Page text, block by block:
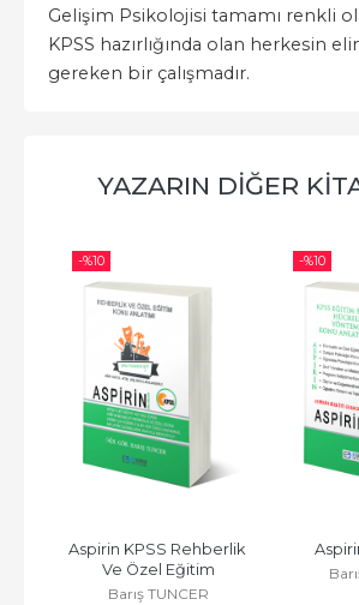
Gelişim Psikolojisi tamamı renkli
KPSS hazırlığında olan herkesin
gereken bir çalışmadır.
YAZARIN DIĞER
-%10
Aspirin KPSS Rehberlik
Ve Özel Eğitim
Barış TUNCER
-%10